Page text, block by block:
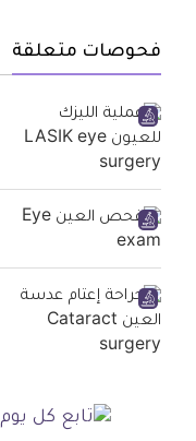
فحوصات متعلقة